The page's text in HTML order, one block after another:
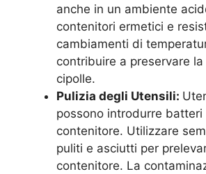
anche in un ambiente
contenitori ermetici e
cambiamenti di
contribuire a preservare
cipolle.
Pulizia degli Utensili:
possono introdurre batteri
contenitore. Utilizzare
puliti e asciutti per
contenitore. La